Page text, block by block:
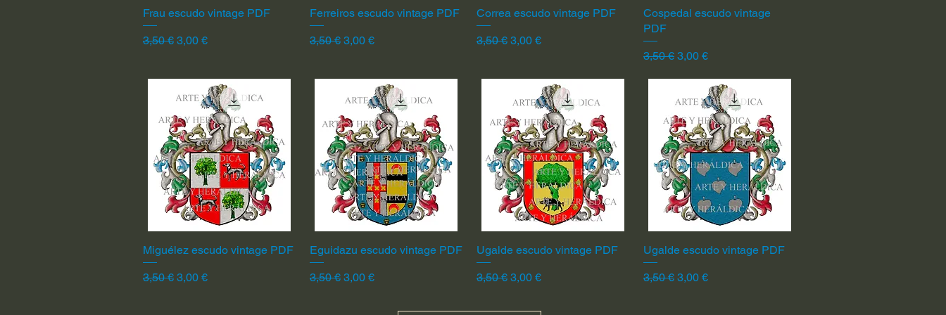
Vista rápida
Frau escudo vintage PDF
Precio
3,50 € Precio de oferta
3,00 €
Vista rápida
Ferreiros escudo vintage PDF
Precio
3,50 € Precio de oferta
3,00 €
Vista rápida
Correa escudo vintage PDF
Precio
3,50 € Precio de oferta
3,00 €
Vista rápida
Cospedal escudo vintage
PDF
Precio
3,50 € Precio de oferta
3,00 €
Vista rápida
Miguélez escudo vintage PDF
Precio
3,50 € Precio de oferta
3,00 €
Vista rápida
Eguidazu escudo vintage PDF
Precio
3,50 € Precio de oferta
3,00 €
Vista rápida
Ugalde escudo vintage PDF
Precio
3,50 € Precio de oferta
3,00 €
Vista rápida
Ugalde escudo vintage PDF
Precio
3,50 € Precio de oferta
3,00 €